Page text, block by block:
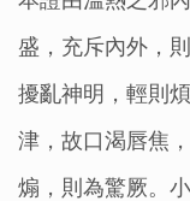
盛，充斥內外，
擾亂神明，輕則
津，故口渴唇焦
煽，則為驚厥。